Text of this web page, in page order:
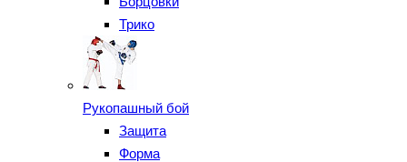
Трико
Рукопашный бой
Защита
Форма